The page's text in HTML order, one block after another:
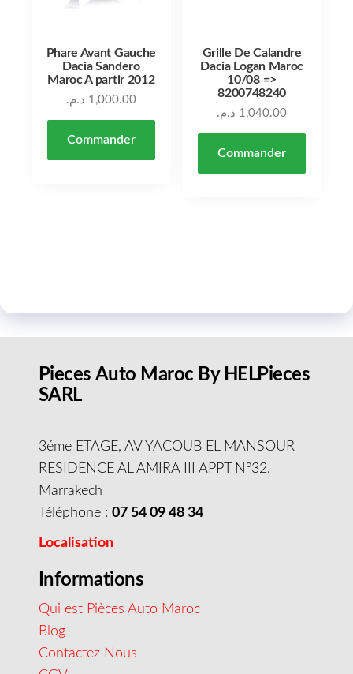
Phare Avant Gauche
Dacia Sandero
Maroc A partir 2012
1,000.00 د.م.
Commander
Grille De Calandre
Dacia Logan Maroc
10/08 =>
8200748240
1,040.00 د.م.
Commander
Pieces Auto Maroc By HELPieces
SARL
3éme ETAGE, AV YACOUB EL MANSOUR
RESIDENCE AL AMIRA III APPT N°32,
Marrakech
Téléphone : 07 54 09 48 34
Localisation
Informations
Qui est Pièces Auto Maroc
Blog
Contactez Nous